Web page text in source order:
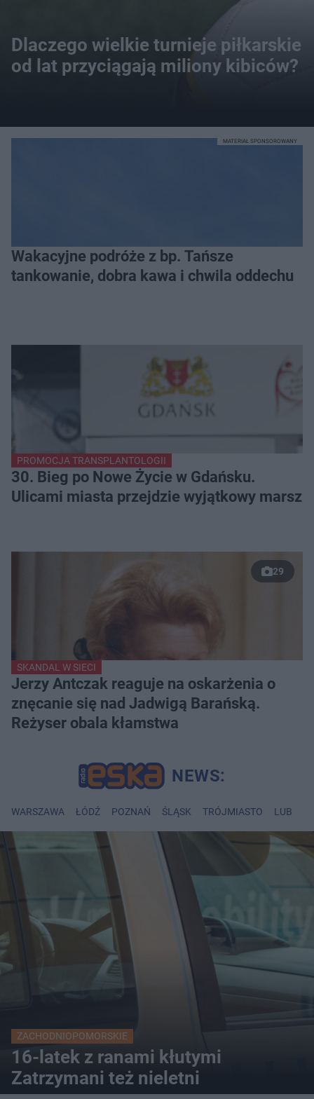
Dlaczego wielkie turnieje piłkarskie
od lat przyciągają miliony kibiców?
Wakacyjne podróże z bp. Tańsze
tankowanie, dobra kawa i chwila oddechu
MATERIAŁ SPONSOROWANY
PROMOCJA TRANSPLANTOLOGII
30. Bieg po Nowe Życie w Gdańsku.
Ulicami miasta przejdzie wyjątkowy marsz
29
SKANDAL W SIECI
Jerzy Antczak reaguje na oskarżenia o
znęcanie się nad Jadwigą Barańską.
Reżyser obala kłamstwa
WARSZAWA ŁÓDŹ POZNAŃ ŚLĄSK TRÓJMIASTO LUBLIN
ZACHODNIOPOMORSKIE
16-latek z ranami kłutymi
Zatrzymani też nieletni